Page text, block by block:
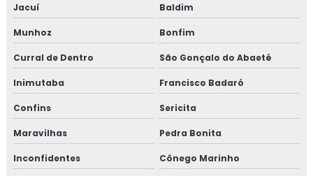
Jacuí Baldim
Munhoz Bonfim
Curral de Dentro São Gonçalo do Abaeté
Inimutaba Francisco Badaró
Confins Sericita
Maravilhas Pedra Bonita
Inconfidentes Cônego Marinho